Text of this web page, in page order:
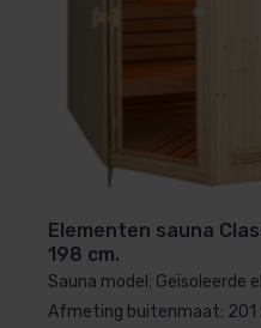
Elementen sauna
198 cm.
Sauna model: Geïsoleerde
Afmeting buitenmaat: 201